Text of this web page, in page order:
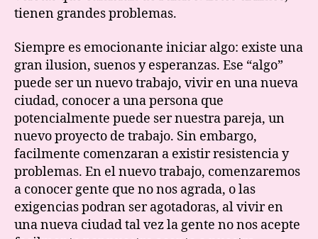
tienen grandes problemas.
Siempre es emocionante iniciar algo: existe una
gran ilusion, suenos y esperanzas. Ese “algo”
puede ser un nuevo trabajo, vivir en una nueva
ciudad, conocer a una persona que
potencialmente puede ser nuestra pareja, un
nuevo proyecto de trabajo. Sin embargo,
facilmente comenzaran a existir resistencia y
problemas. En el nuevo trabajo, comenzaremos
a conocer gente que no nos agrada, o las
exigencias podran ser agotadoras, al vivir en
una nueva ciudad tal vez la gente no nos acepte